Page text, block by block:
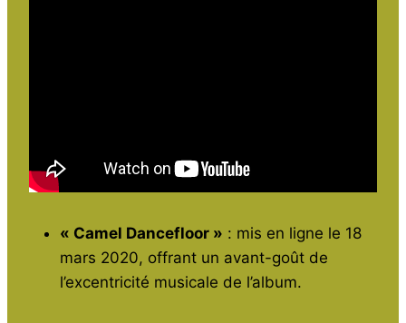
« Camel Dancefloor » : mis en ligne le 18
mars 2020, offrant un avant-goût de
l’excentricité musicale de l’album.